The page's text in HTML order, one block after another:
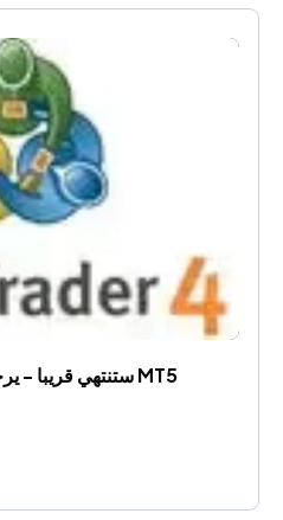
خدمة MT4 ستنتهي قريبا - يرجى الانتقال إلى MT5